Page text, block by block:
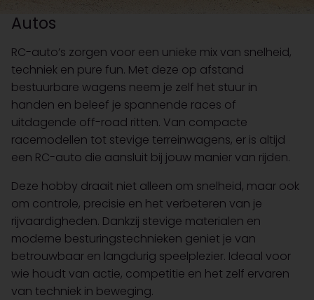
Autos
RC-auto’s zorgen voor een unieke mix van snelheid,
techniek en pure fun. Met deze op afstand
bestuurbare wagens neem je zelf het stuur in
handen en beleef je spannende races of
uitdagende off-road ritten. Van compacte
racemodellen tot stevige terreinwagens, er is altijd
een RC-auto die aansluit bij jouw manier van rijden.
Deze hobby draait niet alleen om snelheid, maar ook
om controle, precisie en het verbeteren van je
rijvaardigheden. Dankzij stevige materialen en
moderne besturingstechnieken geniet je van
betrouwbaar en langdurig speelplezier. Ideaal voor
wie houdt van actie, competitie en het zelf ervaren
van techniek in beweging.